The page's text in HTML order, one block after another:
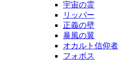
宇宙の霊
リッパー
正義の壁
暴風の翼
オカルト信仰者
フォボス